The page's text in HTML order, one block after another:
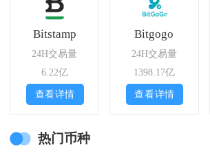
Bitstamp
24H交易量
6.22亿
查看详情
Bitgogo
24H交易量
1398.17亿
查看详情
热门币种